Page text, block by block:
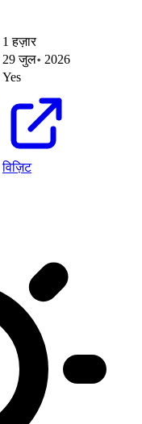
1 हज़ार
29 जुल॰ 2026
Yes
विज़िट